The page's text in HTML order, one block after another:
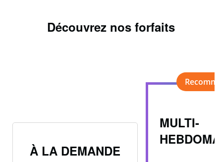
Découvrez nos forfaits
MULTI-
À LA DEMANDE